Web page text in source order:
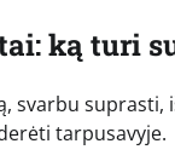
ką turi
suprasti,
tarpusavyje.